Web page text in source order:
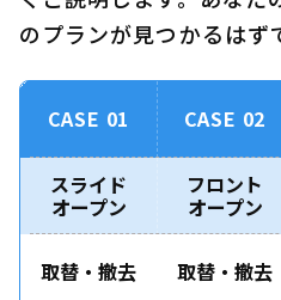
のプランが見つかるはず
CASE 01 CASE 02
スライド
オープン
フロント
オープン
取替・撤去 取替・撤去